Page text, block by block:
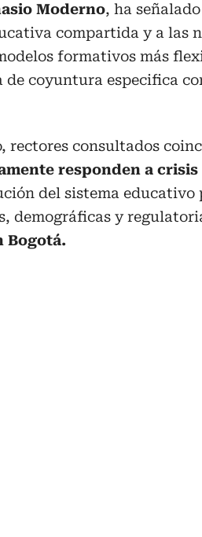
Moderno, ha
compartida y a las
formativos más
de coyuntura especifica
rectores consultados
responden a
del sistema
demográficas y
Bogotá.